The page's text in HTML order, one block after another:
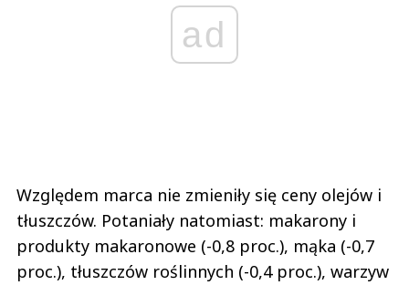
ad
Względem marca nie zmieniły się ceny olejów i
tłuszczów. Potaniały natomiast: makarony i
produkty makaronowe (-0,8 proc.), mąka (-0,7
proc.), tłuszczów roślinnych (-0,4 proc.), warzyw